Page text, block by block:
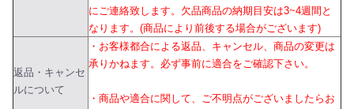
にご連絡致します。欠品商品の納期目安は3~4週間と
なります。(商品により前後する場合がございます)
返品・キャンセ
ルについて
・お客様都合による返品、キャンセル、商品の変更は
承りかねます。必ず事前に適合をご確認下さい。
・商品や適合に関して、ご不明点がございましたらお